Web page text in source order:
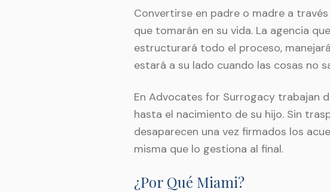
Convertirse en padre o madre a
que tomarán en su vida. La agencia
estructurará todo el proceso,
estará a su lado cuando las cosas no
En Advocates for Surrogacy trabajan
hasta el nacimiento de su hijo. Sin
desaparecen una vez firmados los
misma que lo gestiona al final.
¿Por Qué Miami?